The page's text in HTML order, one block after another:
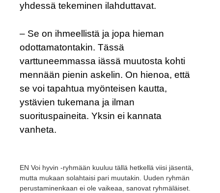
yhdessä tekeminen ilahduttavat.
– Se on ihmeellistä ja jopa hieman
odottamatontakin. Tässä
varttuneemmassa iässä muutosta kohti
mennään pienin askelin. On hienoa, että
se voi tapahtua myönteisen kautta,
ystävien tukemana ja ilman
suorituspaineita. Yksin ei kannata
vanheta.
EN Voi hyvin -ryhmään kuuluu tällä hetkellä viisi jäsentä,
mutta mukaan solahtaisi pari muutakin. Uuden ryhmän
perustaminenkaan ei ole vaikeaa, sanovat ryhmäläiset.